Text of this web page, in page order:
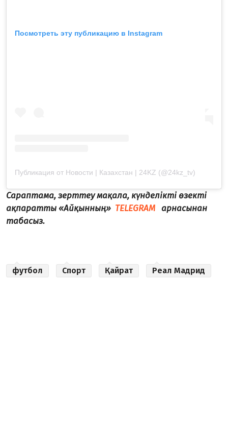
Посмотреть эту публикацию в Instagram
Публикация от Новости | Казахстан | 24KZ (@24kz_tv)
Сараптама, зерттеу мақала, күнделікті өзекті
ақпаратты «Айқынның» TELEGRAM арнасынан
табасыз.
футбол Спорт Қайрат Реал Мадрид